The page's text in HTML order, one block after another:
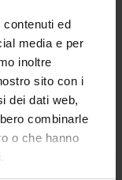
ed
media e per
inoltre
sito con i
dei dati web,
combinarle
o che hanno
“Lucifero”
this product)